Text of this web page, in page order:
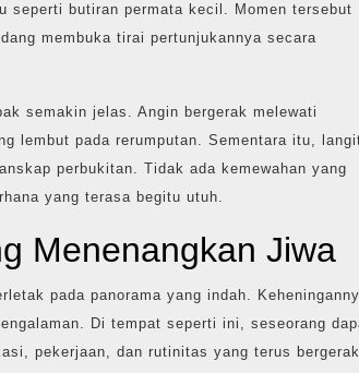
seperti butiran permata kecil. Momen tersebut
membuka tirai pertunjukannya secara
semakin jelas. Angin bergerak melewati
lembut pada rerumputan. Sementara itu,
perbukitan. Tidak ada kemewahan yang
yang terasa begitu utuh.
Menenangkan Jiwa
pada panorama yang indah.
Di tempat seperti ini, seseorang
pekerjaan, dan rutinitas yang terus bergerak